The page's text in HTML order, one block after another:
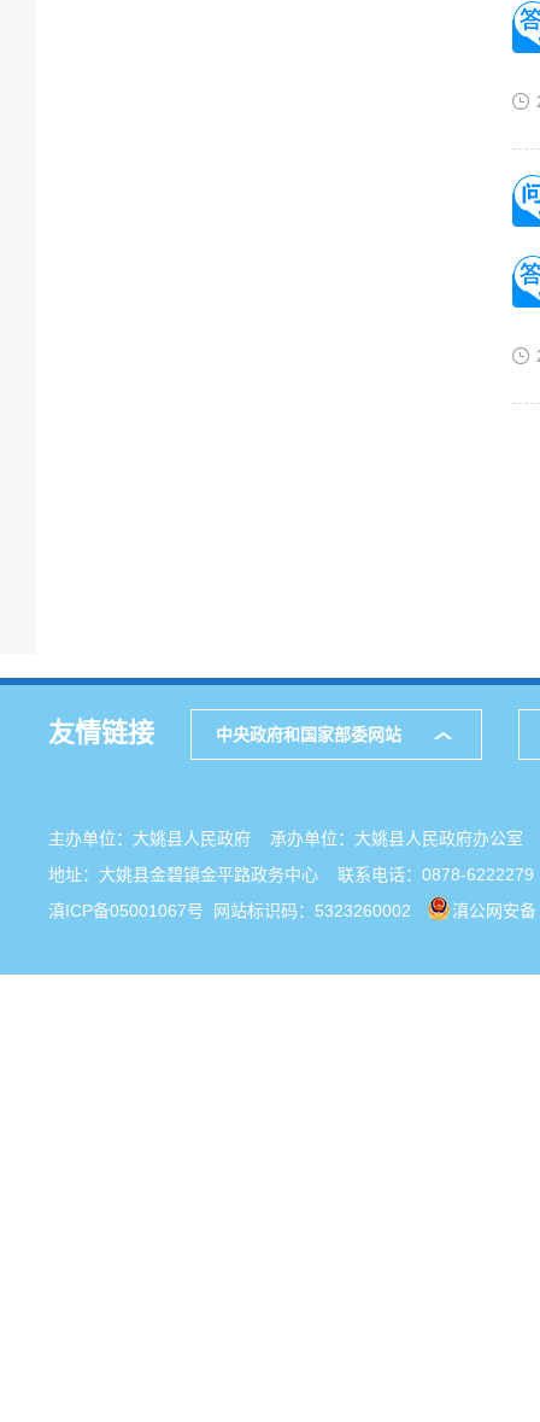
友情链接 中央政府和国家部委网站
主办单位：大姚县人民政府 承办单位：大姚县人民政府办公
地址：大姚县金碧镇金平路政务中心 联系电话：0878-6222279
滇ICP备05001067号 网站标识码：5323260002 滇公网安